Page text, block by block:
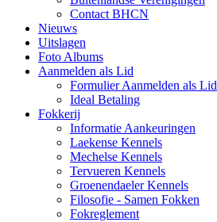
Contact BHCN
Nieuws
Uitslagen
Foto Albums
Aanmelden als Lid
Formulier Aanmelden als Lid
Ideal Betaling
Fokkerij
Informatie Aankeuringen
Laekense Kennels
Mechelse Kennels
Tervueren Kennels
Groenendaeler Kennels
Filosofie - Samen Fokken
Fokreglement